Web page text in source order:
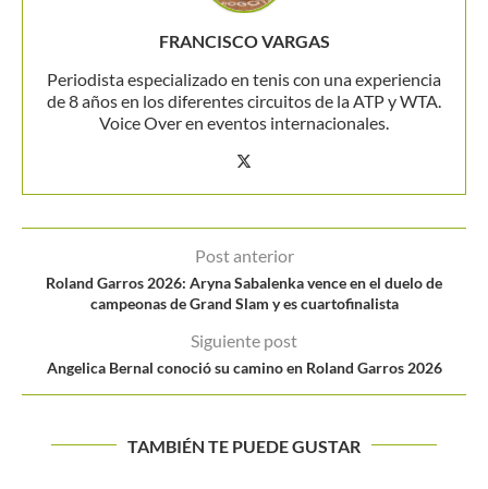
FRANCISCO VARGAS
Periodista especializado en tenis con una experiencia
de 8 años en los diferentes circuitos de la ATP y WTA.
Voice Over en eventos internacionales.
Post anterior
Roland Garros 2026: Aryna Sabalenka vence en el duelo de
campeonas de Grand Slam y es cuartofinalista
Siguiente post
Angelica Bernal conoció su camino en Roland Garros 2026
TAMBIÉN TE PUEDE GUSTAR